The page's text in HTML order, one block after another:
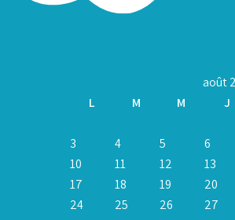
août
L
M M J
3
4 5 6
10
11 12 13
17
18 19 20
24
25 26 27